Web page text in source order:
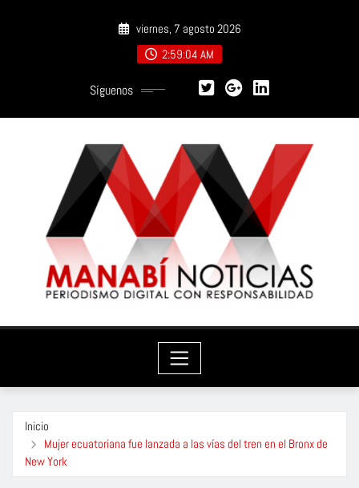
viernes, 7 agosto 2026
2:59:05 AM
Síguenos
Inicio
Mujer ecuatoriana fue lanzada a las vías del tren en el Bronx de
New York